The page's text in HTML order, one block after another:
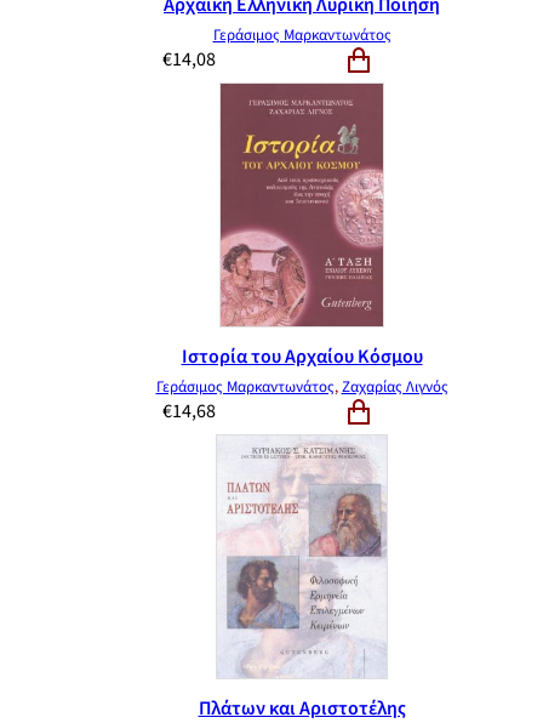
Γεράσιμος Μαρκαντωνάτος
€14,08
Ιστορία του Αρχαίου Κόσμου
Γεράσιμος Μαρκαντωνάτος,Ζαχαρίας Λιγνός
€14,68
Πλάτων και Αριστοτέλης